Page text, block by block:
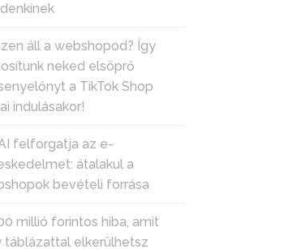
áll a webshopod? Így
neked elsöprő
a TikTok Shop
indulásakor!
felforgatja az e-
átalakul a
bevételi forrása
millió forintos hiba, amit
táblázattal elkerülhetsz